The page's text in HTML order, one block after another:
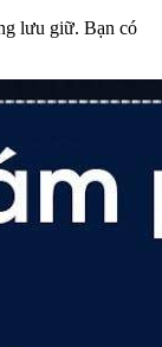
lưu giữ. Bạn có